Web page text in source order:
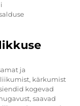
ja
kärkumist
kogevad
saavad